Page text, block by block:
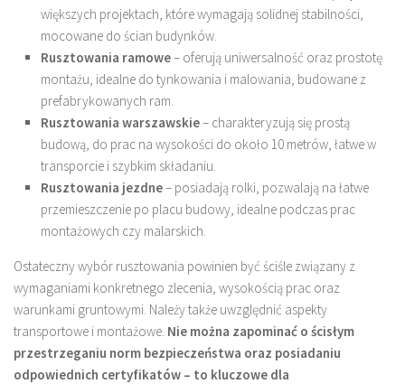
większych projektach, które wymagają solidnej stabilności,
mocowane do ścian budynków.
Rusztowania ramowe– oferują uniwersalność oraz prostotę
montażu, idealne do tynkowania i malowania, budowane z
prefabrykowanych ram.
Rusztowania warszawskie– charakteryzują się prostą
budową, do prac na wysokości do około 10 metrów, łatwe w
transporcie i szybkim składaniu.
Rusztowania jezdne– posiadają rolki, pozwalają na łatwe
przemieszczenie po placu budowy, idealne podczas prac
montażowych czy malarskich.
Ostateczny wybór rusztowania powinien być ściśle związany z
wymaganiami konkretnego zlecenia, wysokością prac oraz
warunkami gruntowymi. Należy także uwzględnić aspekty
transportowe i montażowe. Nie można zapominać o ścisłym
przestrzeganiu norm bezpieczeństwa oraz posiadaniu
odpowiednich certyfikatów – to kluczowe dla